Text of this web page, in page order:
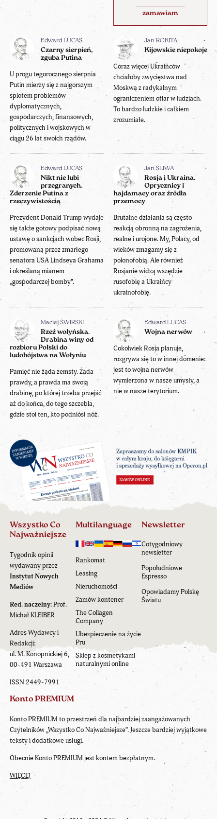
zamawiam
Edward LUCAS
Czarny sierpień,
zguba Putina
U progu tegorocznego sierpnia
Putin mierzy się z najgorszym
splotem problemów
dyplomatycznych,
gospodarczych, finansowych,
politycznych i wojskowych w
ciągu 26 lat swoich rządów.
Jan ROKITA
Kijowskie niepokoje
Coraz więcej Ukraińców
chciałoby zwycięstwa nad
Moskwą z radykalnym
ograniczeniem ofiar w ludziach.
To bardzo ludzkie i całkiem
zrozumiałe.
Edward LUCAS
Nikt nie lubi
przegranych.
Zderzenie Putina z
rzeczywistością
Prezydent Donald Trump wydaje
się także gotowy podpisać nową
ustawę o sankcjach wobec Rosji,
promowaną przez zmarłego
senatora USA Lindseya Grahama
i określaną mianem
„gospodarczej bomby”.
Jan ŚLIWA
Rosja i Ukraina.
Oprycznicy i
hajdamacy oraz źródła
przemocy
Brutalne działania są często
reakcją obronną na zagrożenia,
realne i urojone. My, Polacy, od
wieków zmagamy się z
polonofobią. Ale również
Rosjanie widzą wszędzie
rusofobię a Ukraińcy
ukrainofobię.
Maciej ŚWIRSKI
Rzeź wołyńska.
Drabina winy od
rozbioru Polski do
ludobójstwa na Wołyniu
Pamięć nie żąda zemsty. Żąda
prawdy, a prawda ma swoją
drabinę, po której trzeba przejść
aż do końca, do tego szczebla,
gdzie stoi ten, kto podniósł nóż.
Edward LUCAS
Wojna nerwów
Cokolwiek Rosja planuje,
rozgrywa się to w innej domenie:
jest to wojna nerwów
wymierzona w nasze umysły, a
nie w nasze terytorium.
Wszystko Co
Najważniejsze
Tygodnik opinii
wydawany przez
Instytut Nowych
Mediów
Red. naczelny:Prof.
Michał KLEIBER
Adres Wydawcy i
Redakcji:
ul. M. Konopnickiej 6,
00-491 Warszawa
ISSN 2449-7991
Multilanguage
Rankomat
Leasing
Nieruchomości
Zamów kontener
The Collagen
Company
Ubezpieczenie na życie
Pru
Sklep z kosmetykami
naturalnymi online
Newsletter
Cotygodniowy
newsletter
Popołudniowe
Espresso
Opowiadamy Polskę
Światu
Konto PREMIUM
Konto PREMIUM to przestrzeń dla najbardziej zaangażowanych
Czytelników „Wszystko Co Najważniejsze”. Jeszcze bardziej wyjątkowe
teksty i dodatkowe usługi.
Obecnie Konto PREMIUM jest kontem bezpłatnym.
WIĘCEJ